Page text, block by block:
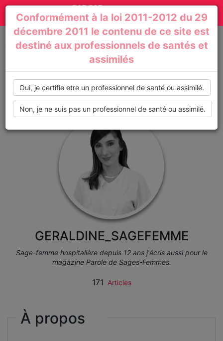
Toggle
navigation
Actualités
médicales,
dossiers
thématiques,
formations,
recommandations
Accueil Profil de : Geraldine_Sagefemme
GERALDINE_SAGEFEMME
Sage-femme hospitalière depuis 12 ans j'écris aussi pour le
magazine Parole de Sages-Femmes.
171 Articles
À propos
Conformément à la loi 2011-2012 du 29
décembre 2011 le contenu de ce site est
destiné aux professionnels de santés et
assimilés
Oui, je certifie etre un professionnel de santé ou assimilé.
Non, je ne suis pas un professionnel de santé ou assimilé.